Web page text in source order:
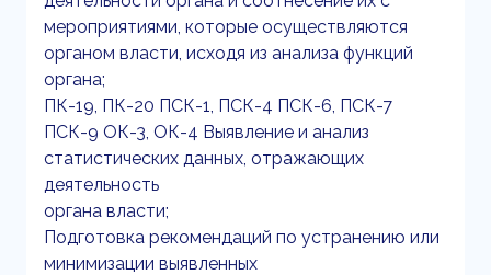
мероприятиями, которые осуществляются
органом власти, исходя из анализа функций
органа;
ПК-19, ПК-20 ПСК-1, ПСК-4 ПСК-6, ПСК-7
ПСК-9 ОК-3, ОК-4 Выявление и анализ
статистических данных, отражающих
деятельность
органа власти;
Подготовка рекомендаций по устранению или
минимизации выявленных